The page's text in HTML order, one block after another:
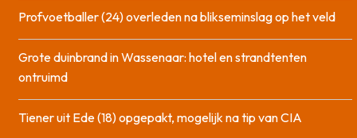
Profvoetballer (24) overleden na blikseminslag op het veld
Grote duinbrand in Wassenaar: hotel en strandtenten
ontruimd
Tiener uit Ede (18) opgepakt, mogelijk na tip van CIA